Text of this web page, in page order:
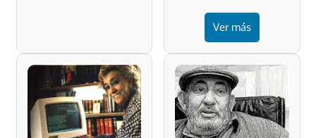
Ver más